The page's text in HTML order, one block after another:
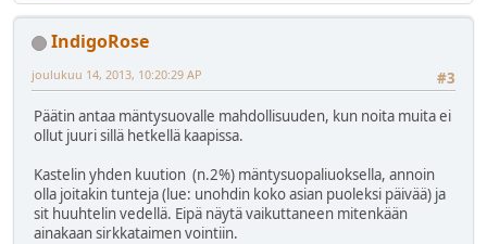
IndigoRose
#3
joulukuu 14, 2013, 10:20:29 AP
Päätin antaa mäntysuovalle mahdollisuuden, kun noita muita ei
ollut juuri sillä hetkellä kaapissa.
Kastelin yhden kuution (n.2%) mäntysuopaliuoksella, annoin
olla joitakin tunteja (lue: unohdin koko asian puoleksi päivää) ja
sit huuhtelin vedellä. Eipä näytä vaikuttaneen mitenkään
ainakaan sirkkataimen vointiin.